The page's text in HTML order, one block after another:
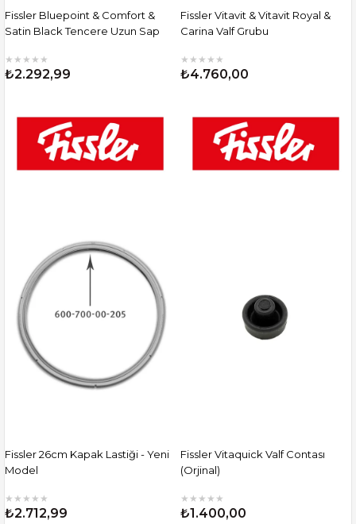
Fissler Bluepoint & Comfort &
Satin Black Tencere Uzun Sap
★ ★ ★ ★ ★
₺2.292,99
Fissler Vitavit & Vitavit Royal &
Carina Valf Grubu
★ ★ ★ ★ ★
₺4.760,00
Fissler 26cm Kapak Lastiği - Yeni
Model
★ ★ ★ ★ ★
₺2.712,99
Fissler Vitaquick Valf Contası
(Orjinal)
★ ★ ★ ★ ★
₺1.400,00